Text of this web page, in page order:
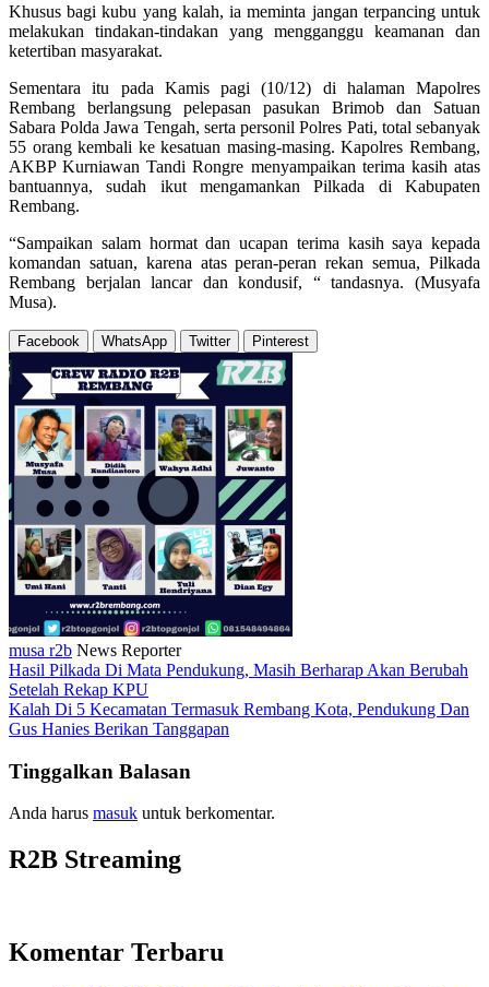
Khusus bagi kubu yang kalah, ia meminta jangan terpancing untuk
melakukan tindakan-tindakan yang mengganggu keamanan dan
ketertiban masyarakat.
Sementara itu pada Kamis pagi (10/12) di halaman Mapolres
Rembang berlangsung pelepasan pasukan Brimob dan Satuan
Sabara Polda Jawa Tengah, serta personil Polres Pati, total sebanyak
55 orang kembali ke kesatuan masing-masing. Kapolres Rembang,
AKBP Kurniawan Tandi Rongre menyampaikan terima kasih atas
bantuannya, sudah ikut mengamankan Pilkada di Kabupaten
Rembang.
“Sampaikan salam hormat dan ucapan terima kasih saya kepada
komandan satuan, karena atas peran-peran rekan semua, Pilkada
Rembang berjalan lancar dan kondusif, “ tandasnya. (Musyafa
Musa).
Facebook WhatsApp Twitter Pinterest
musa r2b News Reporter
Hasil Pilkada Di Mata Pendukung, Masih Berharap Akan Berubah
Setelah Rekap KPU
Kalah Di 5 Kecamatan Termasuk Rembang Kota, Pendukung Dan
Gus Hanies Berikan Tanggapan
Tinggalkan Balasan
Anda harus masuk untuk berkomentar.
R2B Streaming
Komentar Terbaru